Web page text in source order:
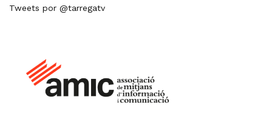
Tweets por @tarregatv